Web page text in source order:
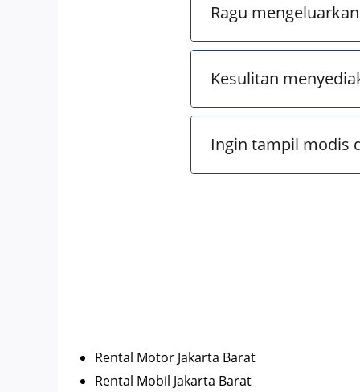
Ragu
Kesulitan
Ingin tampil modis
Rental Motor Jakarta Barat
Rental Mobil Jakarta Barat